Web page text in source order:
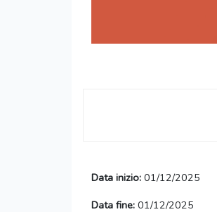
Data inizio: 01/12/2025
Data fine: 01/12/2025